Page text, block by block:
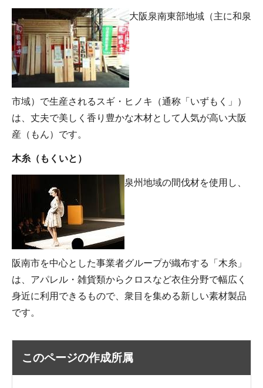
大阪泉南東部地域（主に和泉
市域）で生産されるスギ・ヒノキ（通称「いずもく」）
は、丈夫で美しく香り豊かな木材として人気が高い大阪
産（もん）です。
木糸（もくいと）
泉州地域の間伐材を使用し、
阪南市を中心とした事業者グループが織布する「木糸」
は、アパレル・雑貨類からクロスなど衣住分野で幅広く
身近に利用できるもので、衆目を集める新しい素材製品
です。
このページの作成所属